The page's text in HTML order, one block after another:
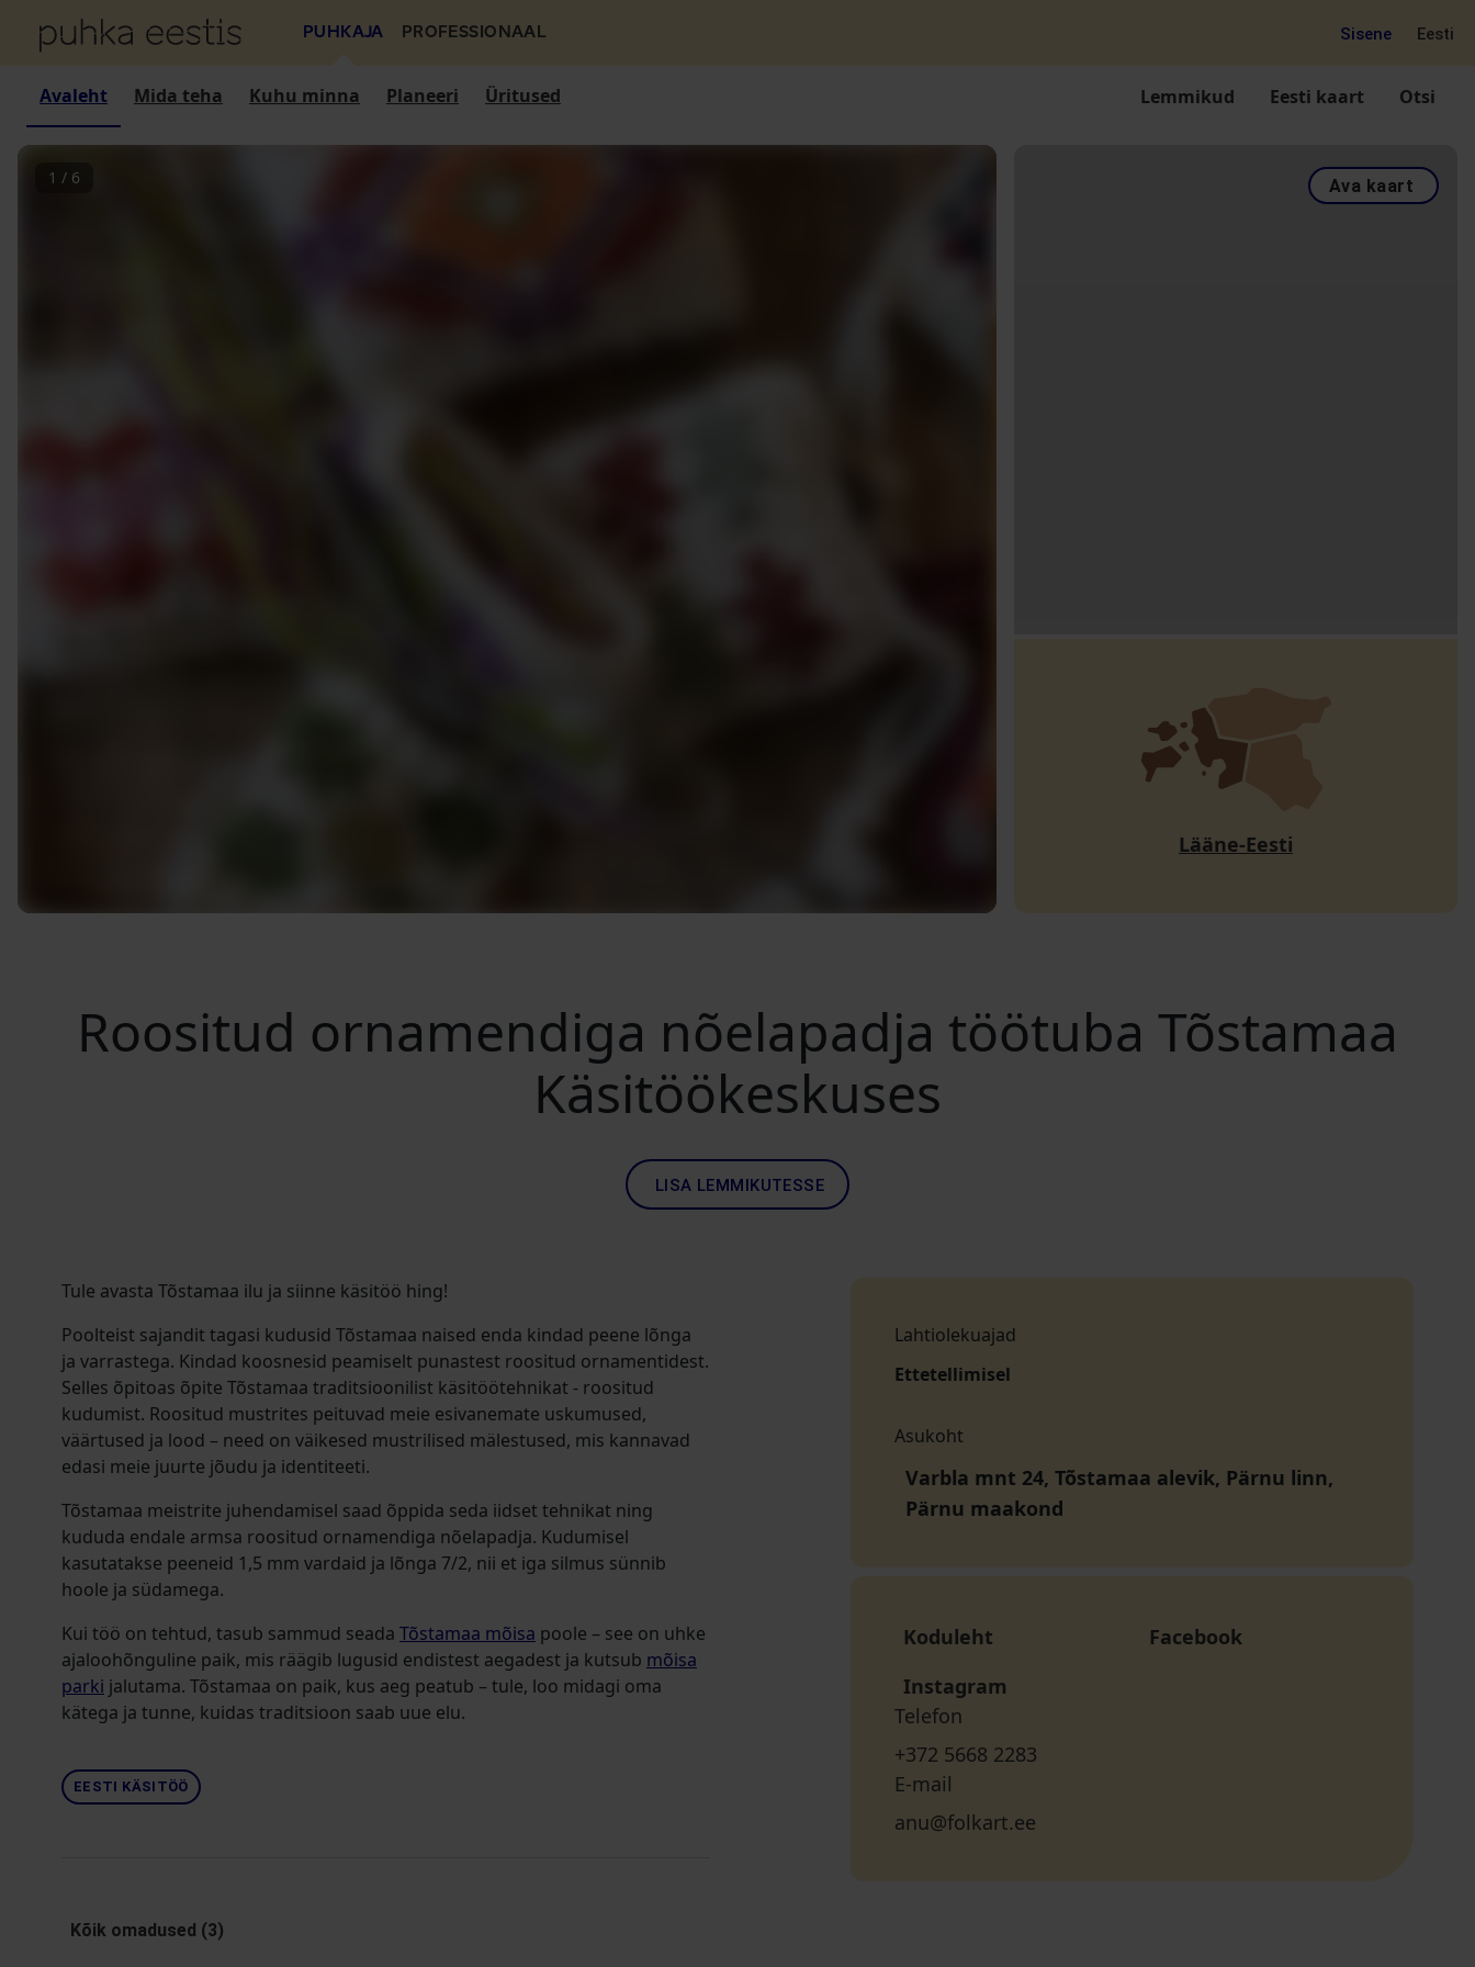
PUHKAJA PROFESSIONAAL Sisene Eesti
Avaleht Mida teha Kuhu minna Planeeri Üritused Lemmikud Eesti kaart Otsi
1 / 6 Ava kaart
Lääne-Eesti
Roositud ornamendiga nõelapadja töötuba Tõstamaa
Käsitöökeskuses
LISA LEMMIKUTESSE
Tule avasta Tõstamaa ilu ja siinne käsitöö hing!
Poolteist sajandit tagasi kudusid Tõstamaa naised enda kindad peene lõnga
ja varrastega. Kindad koosnesid peamiselt punastest roositud ornamentidest.
Selles õpitoas õpite Tõstamaa traditsioonilist käsitöötehnikat - roositud
kudumist. Roositud mustrites peituvad meie esivanemate uskumused,
väärtused ja lood – need on väikesed mustrilised mälestused, mis kannavad
edasi meie juurte jõudu ja identiteeti.
Tõstamaa meistrite juhendamisel saad õppida seda iidset tehnikat ning
kududa endale armsa roositud ornamendiga nõelapadja. Kudumisel
kasutatakse peeneid 1,5 mm vardaid ja lõnga 7/2, nii et iga silmus sünnib
hoole ja südamega.
Kui töö on tehtud, tasub sammud seada Tõstamaa mõisa poole – see on uhke
ajaloohõnguline paik, mis räägib lugusid endistest aegadest ja kutsub mõisa
parki jalutama. Tõstamaa on paik, kus aeg peatub – tule, loo midagi oma
kätega ja tunne, kuidas traditsioon saab uue elu.
EESTI KÄSITÖÖ
Kõik omadused (3)
Lahtiolekuajad
Ettetellimisel
Asukoht
Varbla mnt 24, Tõstamaa alevik, Pärnu linn,
Pärnu maakond
Koduleht
Facebook
Instagram
Telefon
+372 5668 2283
E-mail
anu@folkart.ee